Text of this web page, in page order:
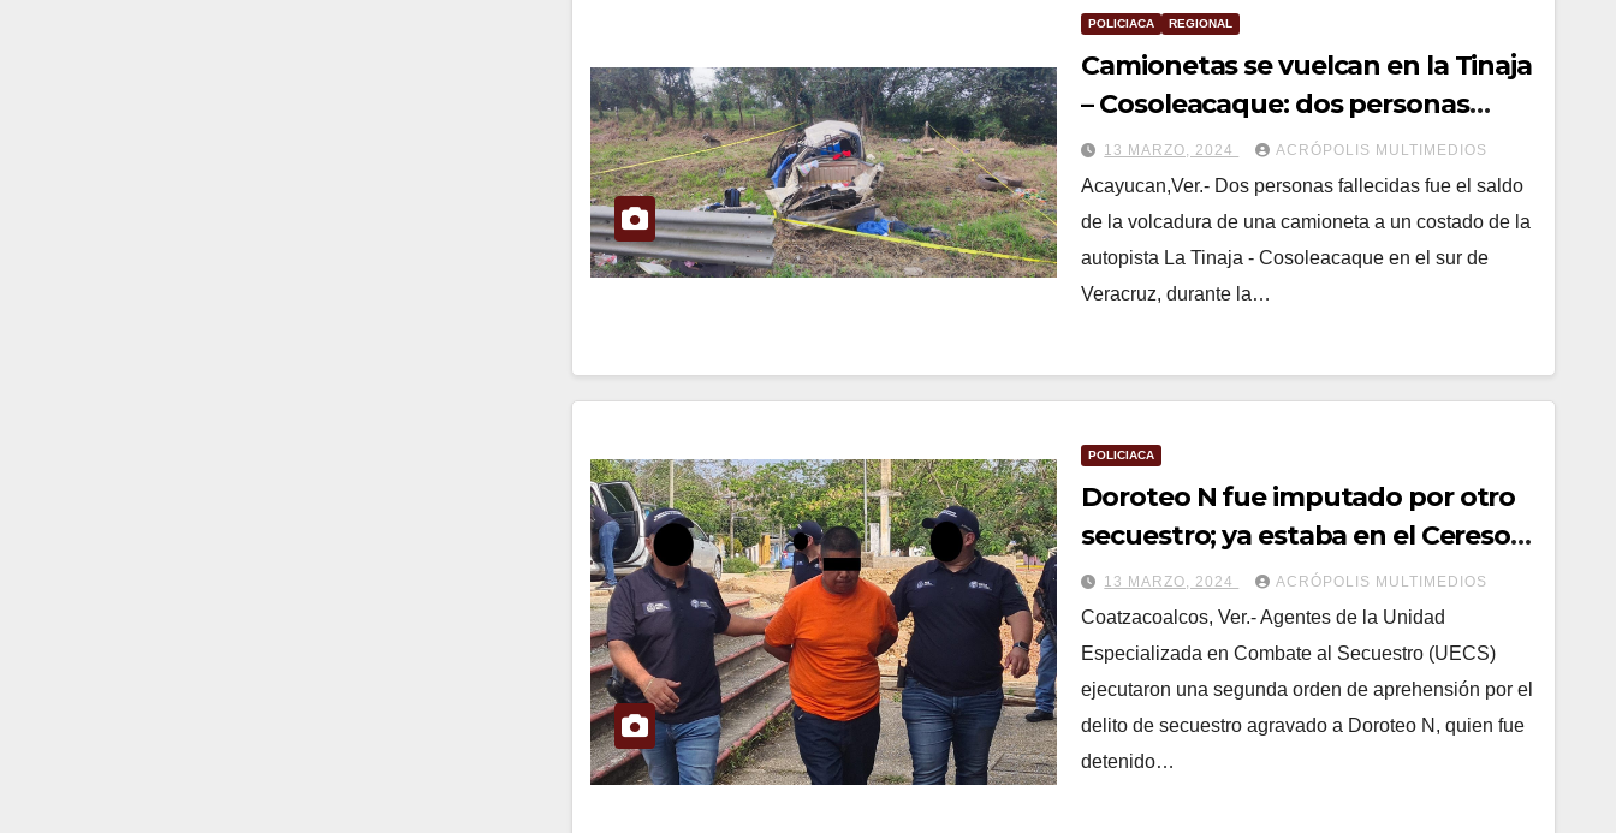
POLICIACA REGIONAL
Camionetas se vuelcan en la Tinaja
– Cosoleacaque: dos personas
fallecieron
13 MARZO, 2024 ACRÓPOLIS MULTIMEDIOS
Acayucan,Ver.- Dos personas fallecidas fue el saldo
de la volcadura de una camioneta a un costado de la
autopista La Tinaja - Cosoleacaque en el sur de
Veracruz, durante la…
POLICIACA
Doroteo N fue imputado por otro
secuestro; ya estaba en el Cereso
de Coatza
13 MARZO, 2024 ACRÓPOLIS MULTIMEDIOS
Coatzacoalcos, Ver.- Agentes de la Unidad
Especializada en Combate al Secuestro (UECS)
ejecutaron una segunda orden de aprehensión por el
delito de secuestro agravado a Doroteo N, quien fue
detenido…